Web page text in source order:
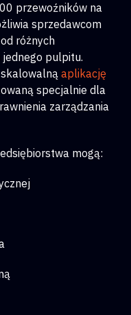
przewoźników na
sprzedawcom
różnych
pulpitu.
aplikację
specjalnie dla
zarządzania
mogą: